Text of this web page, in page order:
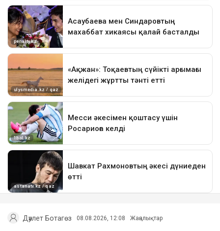
Дәулет Ботагөз 08.08.2026, 12:08 Жаңалықтар